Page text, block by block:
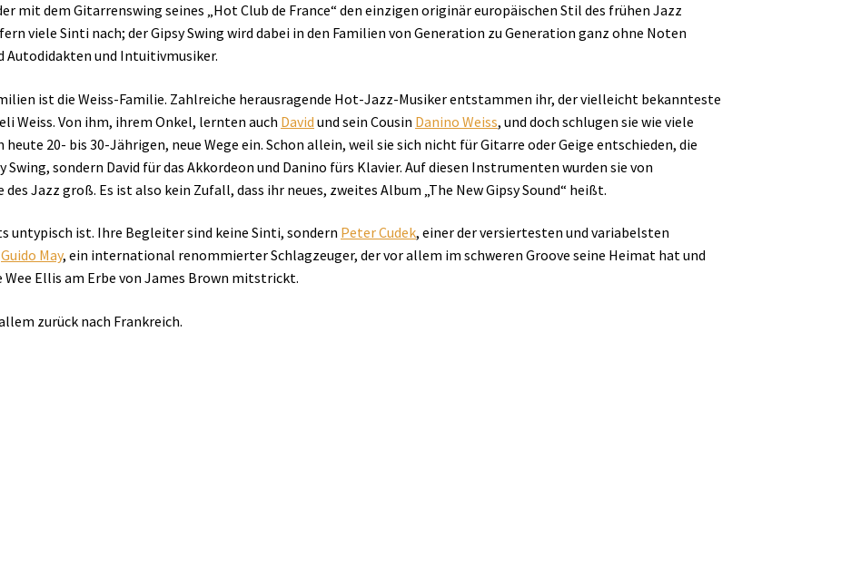
mit dem Gitarrenswing seines „Hot Club de France“ den einzigen originär europäischen Stil des frühen Jazz
viele Sinti nach; der Gipsy Swing wird dabei in den Familien von Generation zu Generation ganz ohne Noten
Autodidakten und Intuitivmusiker.
ist die Weiss-Familie. Zahlreiche herausragende Hot-Jazz-Musiker entstammen ihr, der vielleicht bekannteste
Weiss. Von ihm, ihrem Onkel, lernten auch David und sein Cousin Danino Weiss, und doch schlugen sie wie viele
20- bis 30-Jährigen, neue Wege ein. Schon allein, weil sie sich nicht für Gitarre oder Geige entschieden, die
sondern David für das Akkordeon und Danino fürs Klavier. Auf diesen Instrumenten wurden sie von
Jazz groß. Es ist also kein Zufall, dass ihr neues, zweites Album „The New Gipsy Sound“ heißt.
untypisch ist. Ihre Begleiter sind keine Sinti, sondern Peter Cudek, einer der versiertesten und variabelsten
Guido May, ein international renommierter Schlagzeuger, der vor allem im schweren Groove seine Heimat hat und
Ellis am Erbe von James Brown mitstrickt.
zurück nach Frankreich.